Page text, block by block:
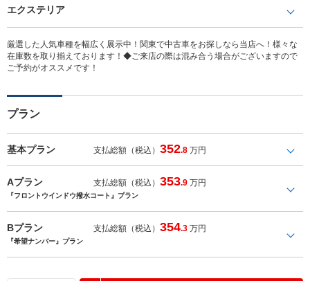
エクステリア
厳選した人気車種を幅広く展示中！関東で中古車をお探しなら当店へ！様々な
在庫数を取り揃えております！◆ご来店の際は混み合う場合がございますので
ご予約がオススメです！
プラン
基本プラン 支払総額（税込）352.8 万円
Aプラン 支払総額（税込）353.9 万円
『フロントウインドウ撥水コート』プラン
Bプラン 支払総額（税込）354.3 万円
『希望ナンバー』プラン